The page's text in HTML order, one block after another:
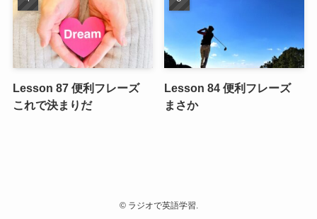
Lesson 87 便利フレーズ
これで決まりだ
Lesson 84 便利フレーズ
まさか
©ラジオで英語学習.